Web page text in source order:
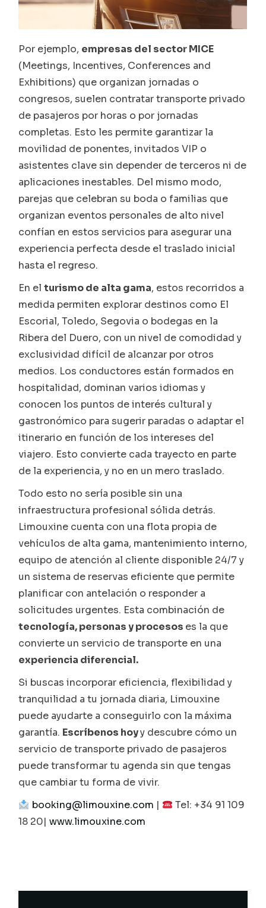
Por ejemplo, empresas del sector MICE
(Meetings, Incentives, Conferences and
Exhibitions) que organizan jornadas o
congresos, suelen contratar transporte privado
de pasajeros por horas o por jornadas
completas. Esto les permite garantizar la
movilidad de ponentes, invitados VIP o
asistentes clave sin depender de terceros ni de
aplicaciones inestables. Del mismo modo,
parejas que celebran su boda o familias que
organizan eventos personales de alto nivel
confían en estos servicios para asegurar una
experiencia perfecta desde el traslado inicial
hasta el regreso.
En elturismo de alta gama, estos recorridos a
medida permiten explorar destinos como El
Escorial, Toledo, Segovia o bodegas en la
Ribera del Duero, con un nivel de comodidad y
exclusividad difícil de alcanzar por otros
medios. Los conductores están formados en
hospitalidad, dominan varios idiomas y
conocen los puntos de interés cultural y
gastronómico para sugerir paradas o adaptar el
itinerario en función de los intereses del
viajero. Esto convierte cada trayecto en parte
de la experiencia, y no en un mero traslado.
Todo esto no sería posible sin una
infraestructura profesional sólida detrás.
Limouxine cuenta con una flota propia de
vehículos de alta gama, mantenimiento interno,
equipo de atención al cliente disponible 24/7 y
un sistema de reservas eficiente que permite
planificar con antelación o responder a
solicitudes urgentes. Esta combinación de
tecnología, personas y procesos es la que
convierte un servicio de transporte en una
experiencia diferencial.
Si buscas incorporar eficiencia, flexibilidad y
tranquilidad a tu jornada diaria, Limouxine
puede ayudarte a conseguirlo con la máxima
garantía. Escríbenos hoyy descubre cómo un
servicio de transporte privado de pasajeros
puede transformar tu agenda sin que tengas
que cambiar tu forma de vivir.
booking@limouxine.com |
Tel: +34 91 109
18 20|www.limouxine.com